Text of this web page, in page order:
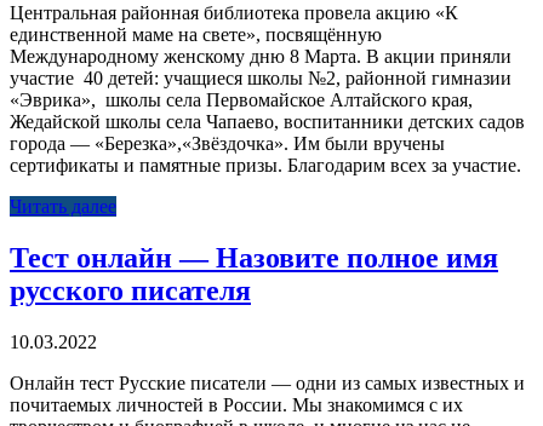
Центральная районная библиотека провела акцию «К
единственной маме на свете», посвящённую
Международному женскому дню 8 Марта. В акции приняли
участие 40 детей: учащиеся школы №2, районной гимназии
«Эврика», школы села Первомайское Алтайского края,
Жедайской школы села Чапаево, воспитанники детских садов
города — «Березка»,«Звёздочка». Им были вручены
сертификаты и памятные призы. Благодарим всех за участие.
Читать далее
Тест онлайн — Назовите полное имя
русского писателя
10.03.2022
Онлайн тест Русские писатели — одни из самых известных и
почитаемых личностей в России. Мы знакомимся с их